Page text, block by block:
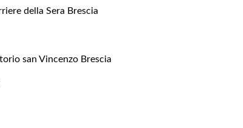
della Sera Brescia
san Vincenzo Brescia